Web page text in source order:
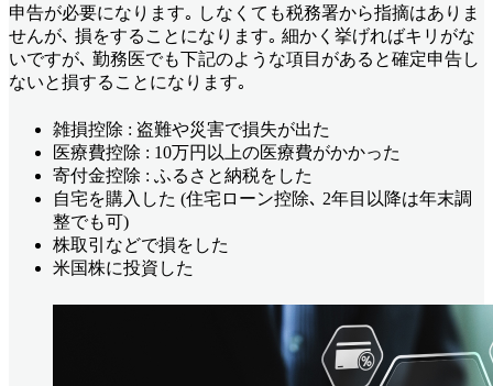
申告が必要になります｡ しなくても税務署から指摘はありま
せんが､ 損をすることになります｡ 細かく挙げればキリがな
いですが､ 勤務医でも下記のような項目があると確定申告し
ないと損することになります｡
雑損控除 : 盗難や災害で損失が出た
医療費控除 : 10万円以上の医療費がかかった
寄付金控除 : ふるさと納税をした
自宅を購入した (住宅ローン控除､ 2年目以降は年末調
整でも可)
株取引などで損をした
米国株に投資した